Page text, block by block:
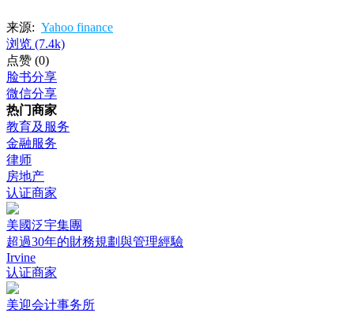
来源: Yahoo finance
浏览 (7.4k)
点赞 (0)
脸书分享
微信分享
热门商家
教育及服务
金融服务
律师
房地产
认证商家
美國泛宇集團
超過30年的財務規劃與管理經驗
Irvine
认证商家
美迎会计事务所